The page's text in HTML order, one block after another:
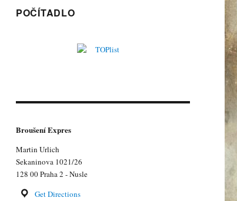
POČÍTADLO
Broušení Expres
Martin Urlich
Sekaninova 1021/26
128 00 Praha 2 - Nusle
Get Directions